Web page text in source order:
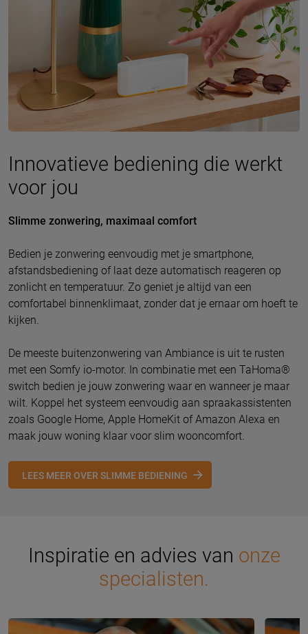
Innovatieve bediening die werkt
voor jou
Slimme zonwering, maximaal comfort
Bedien je zonwering eenvoudig met je smartphone,
afstandsbediening of laat deze automatisch reageren op
zonlicht en temperatuur. Zo geniet je altijd van een
comfortabel binnenklimaat, zonder dat je ernaar om hoeft te
kijken.
De meeste buitenzonwering van Ambiance is uit te rusten
met een Somfy io-motor. In combinatie met een TaHoma®
switch bedien je jouw zonwering waar en wanneer je maar
wilt. Koppel het systeem eenvoudig aan spraakassistenten
zoals Google Home, Apple HomeKit of Amazon Alexa en
maak jouw woning klaar voor slim wooncomfort.
LEES MEER OVER SLIMME BEDIENING
Inspiratie en advies van onze
specialisten.